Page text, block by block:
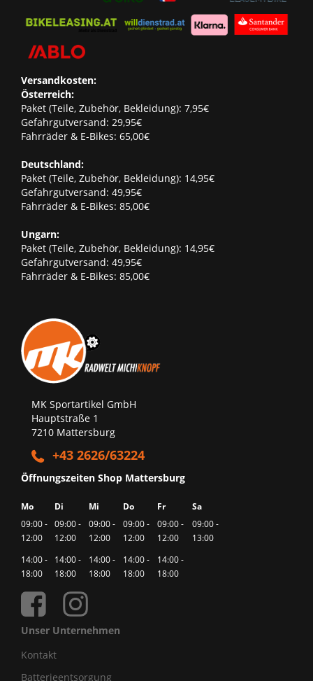
Versandkosten:
Österreich:
Paket (Teile, Zubehör, Bekleidung): 7,95€
Gefahrgutversand: 29,95€
Fahrräder & E-Bikes: 65,00€
Deutschland:
Paket (Teile, Zubehör, Bekleidung): 14,95€
Gefahrgutversand: 49,95€
Fahrräder & E-Bikes: 85,00€
Ungarn:
Paket (Teile, Zubehör, Bekleidung): 14,95€
Gefahrgutversand: 49,95€
Fahrräder & E-Bikes: 85,00€
MK Sportartikel GmbH
Hauptstraße 1
7210 Mattersburg
+43 2626/63224
Öffnungszeiten Shop Mattersburg
Mo Di Mi Do Fr
Sa
09:00 -
12:00
09:00 -
12:00
09:00 -
12:00
09:00 -
12:00
09:00 -
12:00
09:00 -
13:00
14:00 -
18:00
14:00 -
18:00
14:00 -
18:00
14:00 -
18:00
14:00 -
18:00
Unser Unternehmen
Kontakt
Batterieentsorgung